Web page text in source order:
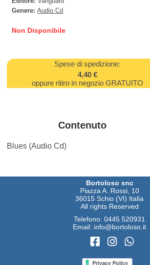
Genere:Audio Cd
Non Disponibile
Spese di spedizione:
4,40 €
oppure ritiro in negozio GRATUITO
Contenuto
Blues (Audio Cd)
Bortoloso snc
Piazza A. Rossi, 10
36015 Schio (VI) Italia
All rights Reserved
Telefono: 0445 520931
Email: info@bortoloso.it